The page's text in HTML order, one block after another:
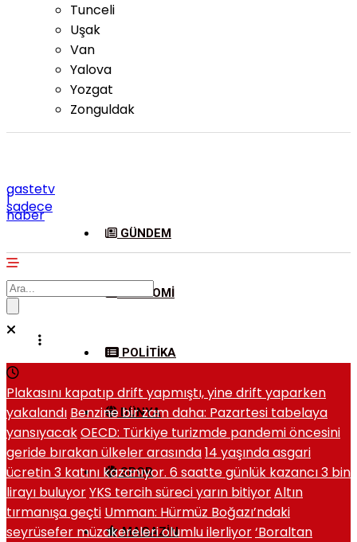
Tunceli
Uşak
Van
Yalova
Yozgat
Zonguldak
gastetv
|
sadece
haber
GÜNDEM
EKONOMI
POLITIKA
DÜNYA
SPOR
MAGAZIN
Plakasını kapatıp drift yapmıştı, yine drift yaparken
yakalandı Benzine bir zam daha: Pazartesi tabelaya
yansıyacakOECD: Türkiye turizmde pandemi öncesini
geride bırakan ülkeler arasında14 yaşında asgari
ücretin 3 katını kazanıyor. 6 saatte günlük kazancı 3 bin
lirayı buluyorYKS tercih süreci yarın bitiyorAltın
tırmanışa geçti Umman: Hürmüz Boğazı’ndaki
seyrüsefer müzakereleri olumlu ilerliyor‘Boraltan